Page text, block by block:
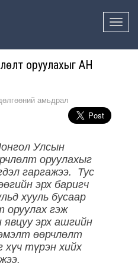
Toggle
оруулахыг АН
амьдрал
Улсын
оруулахыг
гаргажээ. Тус
эрх баригч
хууль бусаар
оруулах гэж
эрх ашгийн
өөрчлөлт
хүч түрэн хийх